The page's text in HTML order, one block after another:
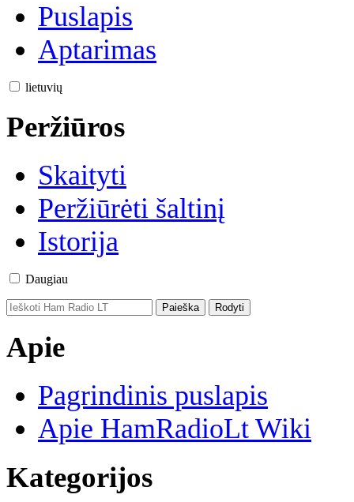
Puslapis
Aptarimas
lietuvių
Peržiūros
Skaityti
Peržiūrėti šaltinį
Istorija
Daugiau
Apie
Pagrindinis puslapis
Apie HamRadioLt Wiki
Kategorijos